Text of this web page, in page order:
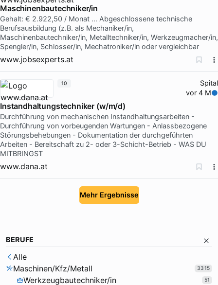
Maschinenbautechniker/in
Gehalt: € 2.922,50 / Monat … Abgeschlossene technische
Berufsausbildung (z.B. als Mechaniker/in,
Maschinenbautechniker/in, Metalltechniker/in, Werkzeugmacher/in,
Spengler/in, Schlosser/in, Mechatroniker/in oder vergleichbar
www.jobsexperts.at
Spital
vor 4 M
Instandhaltungstechniker (w/m/d)
Durchführung von mechanischen Instandhaltungsarbeiten -
Durchführung von vorbeugenden Wartungen - Anlassbezogene
Störungsbehebungen - Dokumentation der durchgeführten
Arbeiten - Bereitschaft zu 2- oder 3-Schicht-Betrieb - WAS DU
MITBRINGST
www.dana.at
10
Mehr Ergebnisse
BERUFE
Alle
Maschinen/Kfz/Metall
3315
Werkzeugbautechniker/in 51